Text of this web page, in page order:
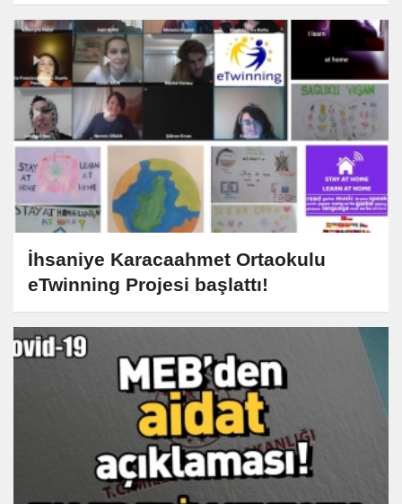
İhsaniye Karacaahmet Ortaokulu
eTwinning Projesi başlattı!